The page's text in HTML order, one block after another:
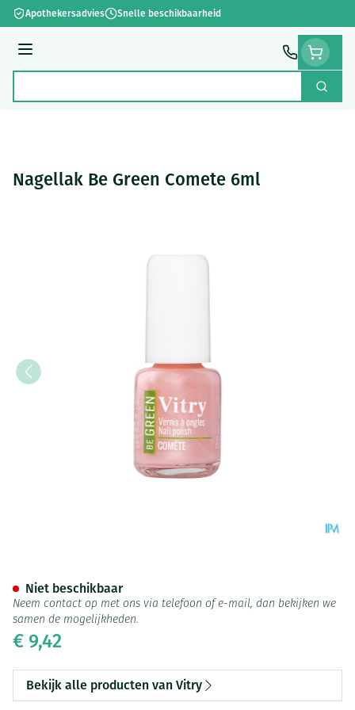
Ga naar de inhoud
Apothekersadvies Snelle beschikbaarheid
Menu
Zoek
Nagellak Be Green Comete 6ml
€ 9,42
Niet beschikbaar
Neem contact op met ons via telefoon of e-mail, dan bekijken we
samen de mogelijkheden.
Bekijk alle producten van Vitry